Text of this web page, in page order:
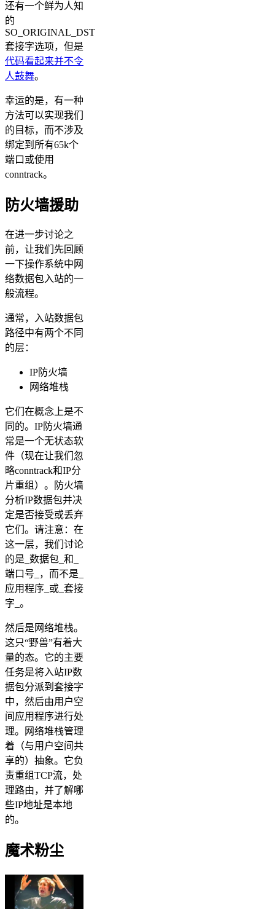
还有一个鲜为人知
的
SO_ORIGINAL_DST
套接字选项，但是
代码看起来并不令
人鼓舞。
幸运的是，有一种
方法可以实现我们
的目标，而不涉及
绑定到所有65k个
端口或使用
conntrack。
防火墙援助
在进一步讨论之
前，让我们先回顾
一下操作系统中网
络数据包入站的一
般流程。
通常，入站数据包
路径中有两个不同
的层：
IP防火墙
网络堆栈
它们在概念上是不
同的。IP防火墙通
常是一个无状态软
件（现在让我们忽
略conntrack和IP分
片重组）。防火墙
分析IP数据包并决
定是否接受或丢弃
它们。请注意：在
这一层，我们讨论
的是_数据包_和_
端口号_，而不是_
应用程序_或_套接
字_。
然后是网络堆栈。
这只“野兽”有着大
量的态。它的主要
任务是将入站IP数
据包分派到套接字
中，然后由用户空
间应用程序进行处
理。网络堆栈管理
着（与用户空间共
享的）抽象。它负
责重组TCP流，处
理路由，并了解哪
些IP地址是本地
的。
魔术粉尘